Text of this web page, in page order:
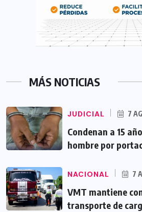
MÁS NOTICIAS
JUDICIAL 7
Condenan a 15
hombre por
NACIONAL 7
VMT mantiene
transporte de